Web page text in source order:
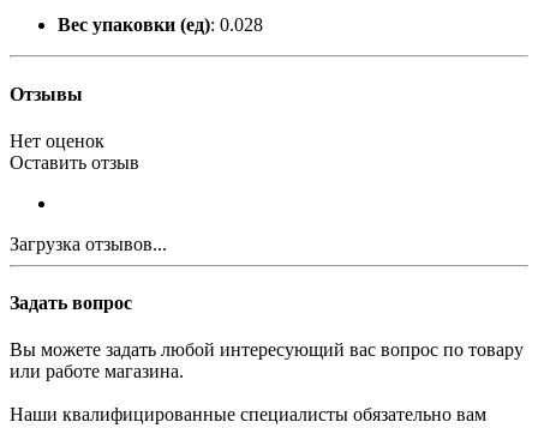
Вес упаковки (ед): 0.028
Отзывы
Нет оценок
Оставить отзыв
Загрузка отзывов...
Задать вопрос
Вы можете задать любой интересующий вас вопрос по товару
или работе магазина.
Наши квалифицированные специалисты обязательно вам